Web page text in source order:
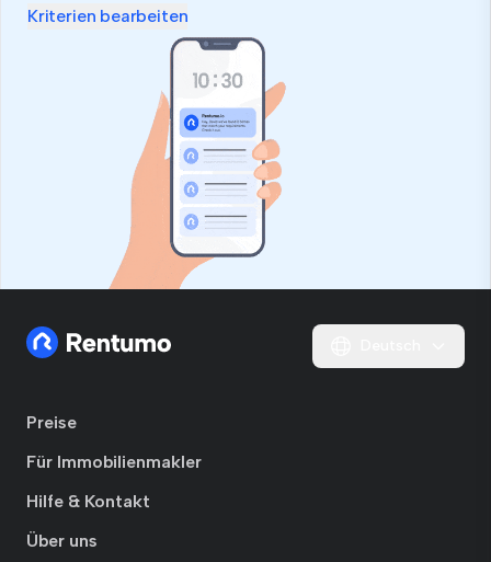
Kriterien bearbeiten
Preise
Für Immobilienmakler
Hilfe & Kontakt
Über uns